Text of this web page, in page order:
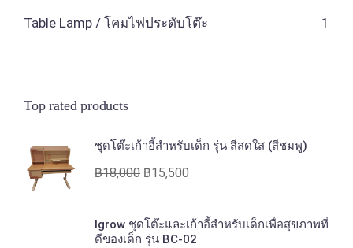
Table Lamp / โคมไฟประดับโต๊ะ 1
Top rated products
ชุดโต๊ะเก้าอี้สำหรับเด็ก รุ่น สีสดใส (สีชมพู)
฿18,000 ฿15,500
Igrow ชุดโต๊ะและเก้าอี้สำหรับเด็กเพื่อสุขภาพที่
ดีของเด็ก รุ่น BC-02